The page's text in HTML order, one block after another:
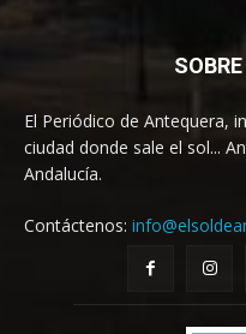
El Periódico de Antequera,
ciudad donde sale el sol...
Andalucía.
Contáctenos: